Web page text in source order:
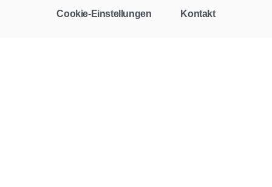
Cookie-Einstellungen Kontakt